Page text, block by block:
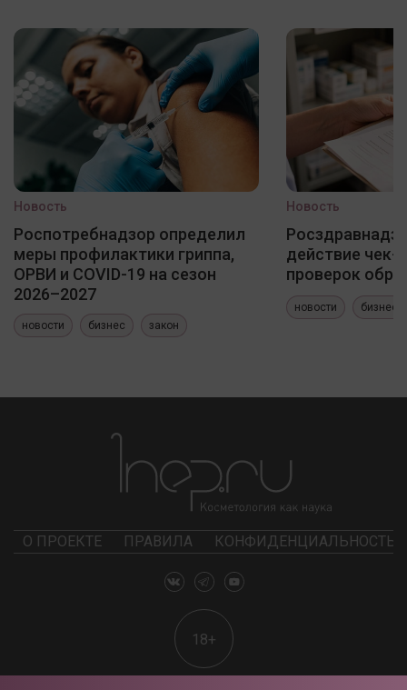
Новость
Роспотребнадзор определил
меры профилактики гриппа,
ОРВИ и COVID-19 на сезон
2026–2027
новости бизнес закон
Новость
действие чек-
проверок
новости бизнес
О ПРОЕКТЕ ПРАВИЛА КОНФИДЕНЦИАЛЬНОСТЬ
18+